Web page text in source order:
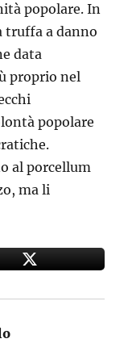
popolare. In
truffa a danno
data
proprio nel
popolare
al porcellum
ma li